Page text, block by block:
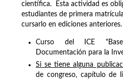
científica. Esta actividad es
estudiantes de primera
cursarlo en ediciones
Curso del ICE
Documentación para la
Si se tiene alguna
de congreso, capítulo de